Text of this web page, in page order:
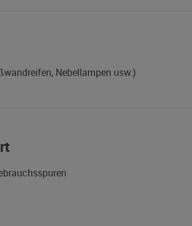
Nebellampen usw.)